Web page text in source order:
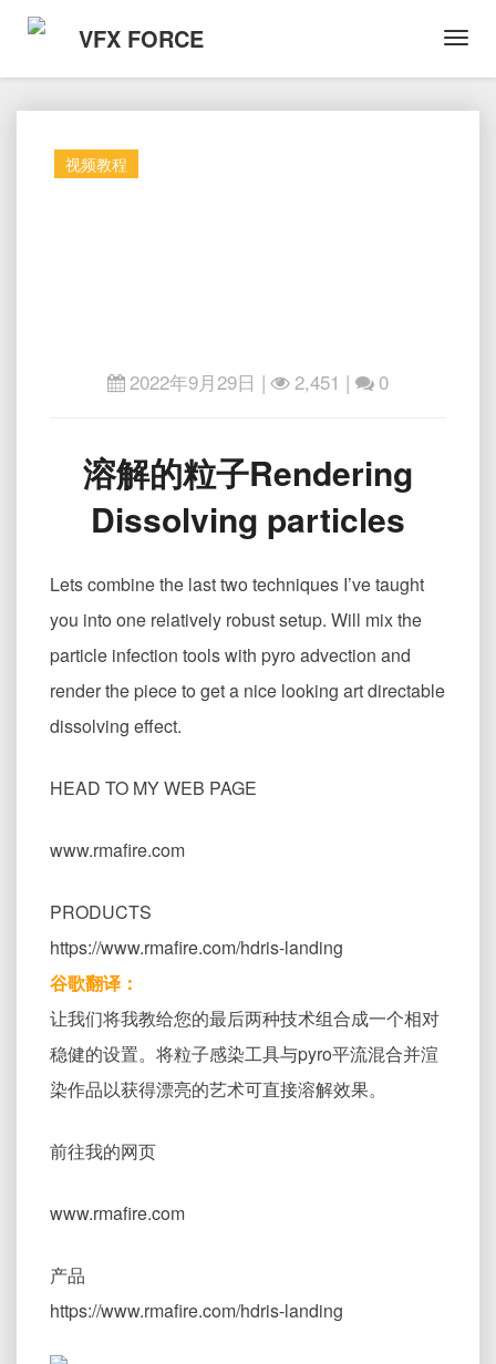
VFX FORCE
视频教程
2022年9月29日 | 2,451 | 0
溶
解
的
粒
Rendering
particles
溶解的粒子Rendering
Dissolving particles
Lets combine the last two techniques I’ve taught
you into one relatively robust setup. Will mix the
particle infection tools with pyro advection and
render the piece to get a nice looking art directable
dissolving effect.
HEAD TO MY WEB PAGE
www.rmafire.com
PRODUCTS
https://www.rmafire.com/hdris-landing
谷歌翻译：
让我们将我教给您的最后两种技术组合成一个相对
稳健的设置。将粒子感染工具与pyro平流混合并渲
染作品以获得漂亮的艺术可直接溶解效果。
前往我的网页
www.rmafire.com
产品
https://www.rmafire.com/hdris-landing